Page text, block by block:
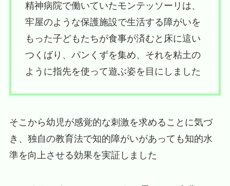
精神病院で働いていたモンテッソーリは、
牢屋のような保護施設で生活する障がいを
もった子どもたちが食事が済むと床に這い
つくばり、パンくずを集め、それを粘土の
ように指先を使って遊ぶ姿を目にしました
そこから幼児が感覚的な刺激を求めることに気づ
き、独自の教育法で知的障がいがあっても知的水
準を向上させる効果を実証しました